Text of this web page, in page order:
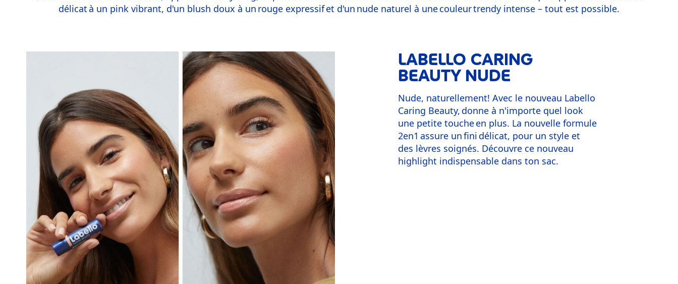
délicat à un pink vibrant, d'un blush doux à un rouge expressif et d'un nude naturel à une couleur trendy intense – tout est possible.
LABELLO CARING
BEAUTY NUDE
Nude, naturellement! Avec le nouveau Labello
Caring Beauty, donne à n'importe quel look
une petite touche en plus. La nouvelle formule
2en1 assure un fini délicat, pour un style et
des lèvres soignés. Découvre ce nouveau
highlight indispensable dans ton sac.